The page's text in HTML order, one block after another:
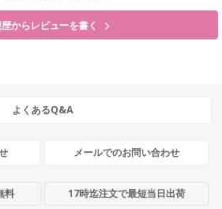
からレビューを書く
よくあるQ&A
メールでのお問い合わせ
料 17時迄注文で最短当日出荷